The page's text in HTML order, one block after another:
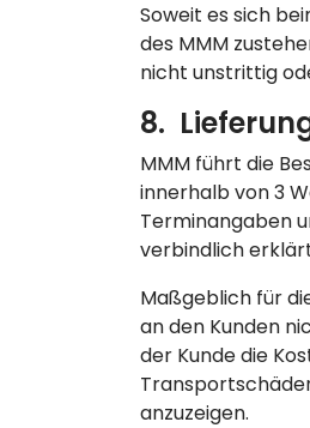
Soweit es sich
des MMM
nicht unstrittig
8.
MMM führt die
innerhalb von 3
Terminangaben
verbindlich
Maßgeblich für
an den Kunden
der Kunde die
anzuzeigen.